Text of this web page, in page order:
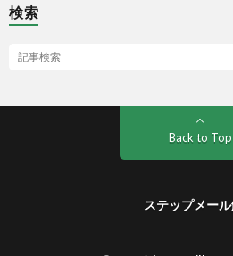
検索
Back to Top
ステップメー